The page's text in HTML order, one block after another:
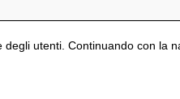
utenti. Continuando con la